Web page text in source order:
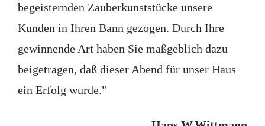
begeisternden Zauberkunststücke unsere
Kunden in Ihren Bann gezogen. Durch Ihre
gewinnende Art haben Sie maßgeblich dazu
beigetragen, daß dieser Abend für unser Haus
ein Erfolg wurde."